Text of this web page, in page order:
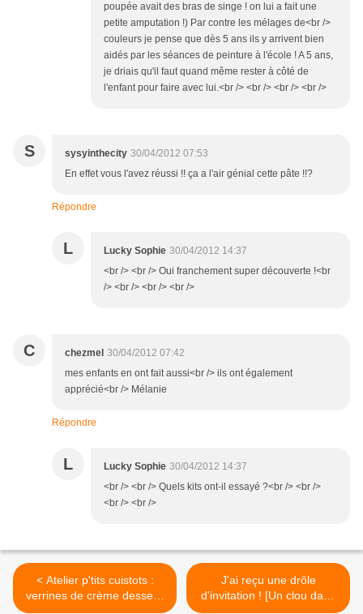
poupée avait des bras de singe ! on lui a fait une
petite amputation !) Par contre les mélages de<br />
couleurs je pense que dès 5 ans ils y arrivent bien
aidés par les séances de peinture à l'école ! A 5 ans,
je driais qu'il faut quand même rester à côté de
l'enfant pour faire avec lui.<br /> <br /> <br /> <br />
S sysyinthecity 30/04/2012 07:53
En effet vous l'avez réussi !! ça a l'air génial cette pâte !!?
Répondre
L Lucky Sophie 30/04/2012 14:37
<br /> <br /> Oui franchement super découverte !<br
/> <br /> <br /> <br />
C chezmel 30/04/2012 07:42
mes enfants en ont fait aussi<br /> ils ont également
apprécié<br /> Mélanie
Répondre
L Lucky Sophie 30/04/2012 14:37
<br /> <br /> Quels kits ont-il essayé ?<br /> <br />
<br /> <br />
< Atelier p'tits cuistots :
verrines de crème dessert,
esprit cupcakes !
J'ai reçu une drôle
d'invitation ! [Un clou dans
le mur] >